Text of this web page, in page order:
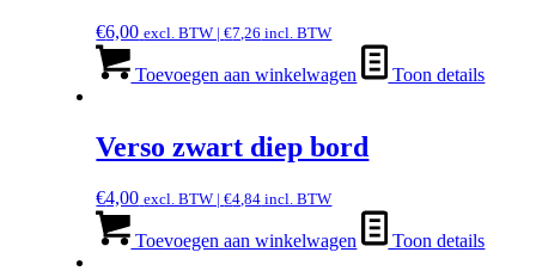
€6,00 excl. BTW |€7,26 incl. BTW
Toevoegen aan winkelwagen Toon details
Verso zwart diep bord
€4,00 excl. BTW |€4,84 incl. BTW
Toevoegen aan winkelwagen Toon details